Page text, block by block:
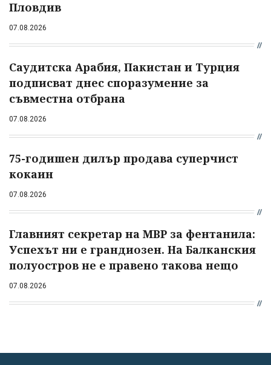
Пловдив
07.08.2026
Саудитска Арабия, Пакистан и Турция
подписват днес споразумение за
съвместна отбрана
07.08.2026
75-годишен дилър продава суперчист
кокаин
07.08.2026
Главният секретар на МВР за фентанила:
Успехът ни е грандиозен. На Балканския
полуостров не е правено такова нещо
07.08.2026